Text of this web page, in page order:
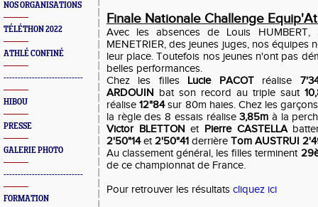
NOS ORGANISATIONS
TÉLÉTHON 2022
ATHLÉ CONFINÉ
----------------------------
HIBOU
PRESSE
GALERIE PHOTO
----------------------------
FORMATION
Finale Nationale Challenge
Avec les absences de Louis HUMBERT,
MENETRIER, des jeunes juges, nos équipes
leur place. Toutefois nos jeunes n'ont pas
belles performances.
Chez les filles Lucie PACOTréalise
ARDOUIN bat son record au triple saut
réalise12"84sur 80m haies. Chez les
la règle des 8 essais réalise3,85mà la
Victor BLETTONet Pierre CASTELLA
2'50"14et2'50"41 derrière Tom AUSTRUI
Au classement général, les filles terminent
de ce championnat de France.
Pour retrouver les résultats cliquez ici